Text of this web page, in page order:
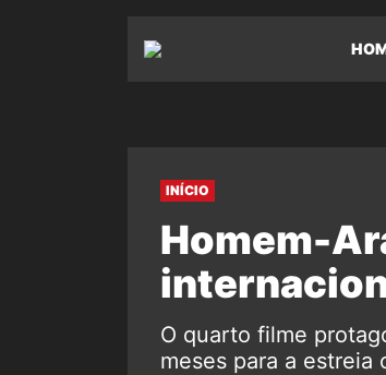
INÍCIO
Homem-
O quarto filme
meses para a estreia